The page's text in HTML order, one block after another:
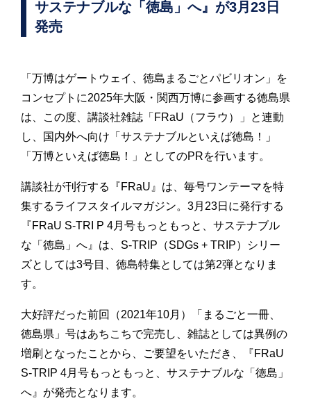
サステナブルな「徳島」へ』が3月23日
発売
「万博はゲートウェイ、徳島まるごとパビリオン」を
コンセプトに2025年大阪・関西万博に参画する徳島県
は、この度、講談社雑誌「FRaU（フラウ）」と連動
し、国内外へ向け「サステナブルといえば徳島！」
「万博といえば徳島！」としてのPRを行います。
講談社が刊行する『FRaU』は、毎号ワンテーマを特
集するライフスタイルマガジン。3月23日に発行する
『FRaU S-TRI P 4月号もっともっと、サステナブル
な「徳島」へ』は、S-TRIP（SDGs + TRIP）シリー
ズとしては3号目、徳島特集としては第2弾となりま
す。
大好評だった前回（2021年10月）「まるごと一冊、
徳島県」号はあちこちで完売し、雑誌としては異例の
増刷となったことから、ご要望をいただき、『FRaU
S-TRIP 4月号もっともっと、サステナブルな「徳島」
へ』が発売となります。